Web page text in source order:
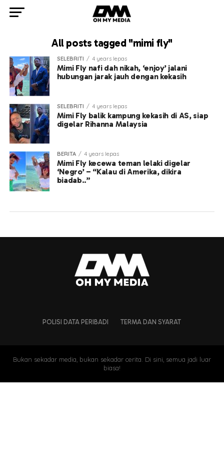
All posts tagged "mimi fly"
SELEBRITI 4 years lepas
Mimi Fly nafi dah nikah, ‘enjoy’ jalani
hubungan jarak jauh dengan kekasih
SELEBRITI 4 years lepas
Mimi Fly balik kampung kekasih di AS, siap
digelar Rihanna Malaysia
BERITA 4 years lepas
Mimi Fly kecewa teman lelaki digelar
‘Negro’ – “Kalau di Amerika, dikira
biadab..”
POLISI DATA PERIBADI TERMA DAN SYARAT
Bukan sekadar media, bukan sekadar cerita. Di sini, semua jadi luar
biasa!